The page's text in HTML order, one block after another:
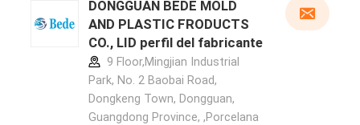
DONGGUAN BEDE MOLD
AND PLASTIC FRODUCTS
CO., LID perfil del fabricante
9 Floor,Mingjian Industrial
Park, No. 2 Baobai Road,
Dongkeng Town, Dongguan,
Guangdong Province, ,Porcelana